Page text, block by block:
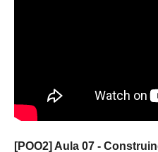
[POO2] Aula 07 -